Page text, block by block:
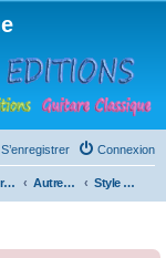
Connexion
S’enregistrer
Didierland Autres musiques Style anciens